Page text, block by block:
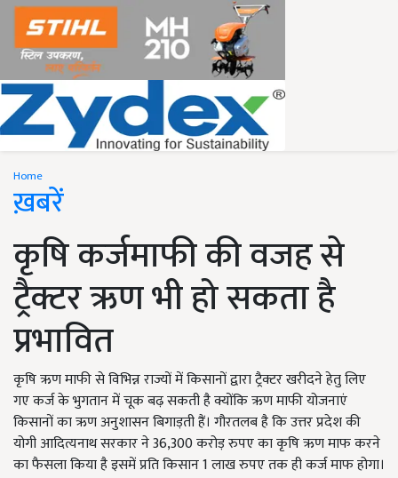
Home
ख़बरें
कृषि कर्जमाफी की वजह से
ट्रैक्टर ऋण भी हो सकता है
प्रभावित
कृषि ऋण माफी से विभिन्न राज्यों में किसानों द्वारा ट्रैक्टर खरीदने हेतु लिए
गए कर्ज के भुगतान में चूक बढ़ सकती है क्योंकि ऋण माफी योजनाएं
किसानों का ऋण अनुशासन बिगाड़ती हैं। गौरतलब है कि उत्तर प्रदेश की
योगी आदित्यनाथ सरकार ने 36,300 करोड़ रुपए का कृषि ऋण माफ करने
का फैसला किया है इसमें प्रति किसान 1 लाख रुपए तक ही कर्ज माफ होगा।